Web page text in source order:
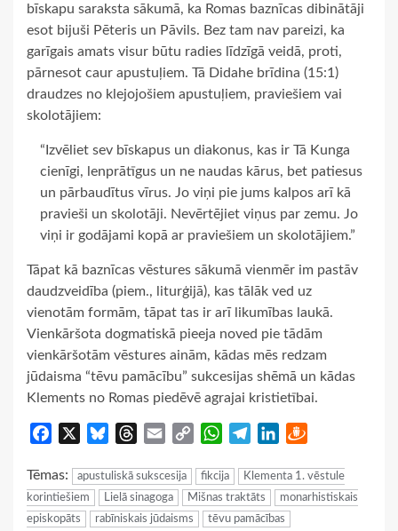
bīskapu saraksta sākumā, ka Romas baznīcas dibinātāji
esot bijuši Pēteris un Pāvils. Bez tam nav pareizi, ka
garīgais amats visur būtu radies līdzīgā veidā, proti,
pārnesot caur apustuļiem. Tā Didahe brīdina (15:1)
draudzes no klejojošiem apustuļiem, praviešiem vai
skolotājiem:
“Izvēliet sev bīskapus un diakonus, kas ir Tā Kunga
cienīgi, lenprātīgus un ne naudas kārus, bet patiesus
un pārbaudītus vīrus. Jo viņi pie jums kalpos arī kā
pravieši un skolotāji. Nevērtējiet viņus par zemu. Jo
viņi ir godājami kopā ar praviešiem un skolotājiem.”
Tāpat kā baznīcas vēstures sākumā vienmēr im pastāv
daudzveidība (piem., liturģijā), kas tālāk ved uz
vienotām formām, tāpat tas ir arī likumības laukā.
Vienkāršota dogmatiskā pieeja noved pie tādām
vienkāršotām vēstures ainām, kādas mēs redzam
jūdaisma “tēvu pamācību” sukcesijas shēmā un kādas
Klements no Romas piedēvē agrajai kristietībai.
Facebook BlueskyThreads
Email
Copy
WhatsApp
TelegramLinkedIn
Tēmas: apustuliskā sukscesija fikcija
Klementa 1. vēstule
korintiešiem
Lielā sinagoga Mišnas traktāts
monarhistiskais
episkopāts
rabīniskais jūdaisms tēvu pamācības